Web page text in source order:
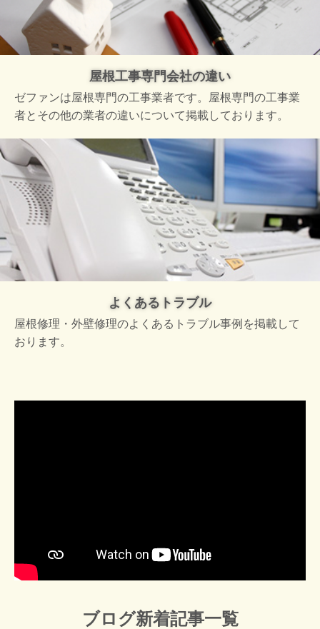
屋根工事専門会社の違い
ゼファンは屋根専門の工事業者です。屋根専門の工事業
者とその他の業者の違いについて掲載しております。
よくあるトラブル
屋根修理・外壁修理のよくあるトラブル事例を掲載して
おります。
ブログ新着記事一覧